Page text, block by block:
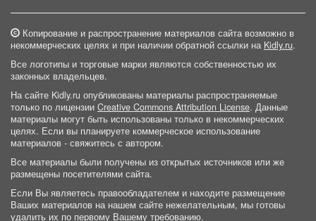
Копирование и распространение материалов сайта возможно в
некоммерческих целях и при наличии обратной ссылки на Kidly.ru.
Все логотипы и торговые марки являются собственностью их
законных владельцев.
На сайте Kidly.ru опубликованы материалы распространяемые
только по лицензии Creative Commons Attribution License. Данные
материалы могут быть использованы только в некоммерческих
целях. Если вы планируете коммерческое использование
материалов - свяжитесь с автором.
Все материалы были получены из открытых источников или же
размещены посетителями сайта.
Если Вы являетесь правообладателем и находите размещение
Ваших материалов на нашем сайте нежелательным, мы готовы
удалить их по первому Вашему требованию.